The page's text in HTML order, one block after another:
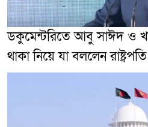
ডকুমেন্টরিতে আবু সাঈদ ও
থাকা নিয়ে যা বললেন রাষ্ট্রপতি